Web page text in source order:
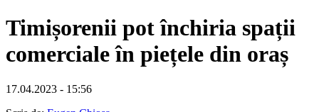
Timișorenii pot închiria spații
comerciale în piețele din oraș
17.04.2023 - 15:56